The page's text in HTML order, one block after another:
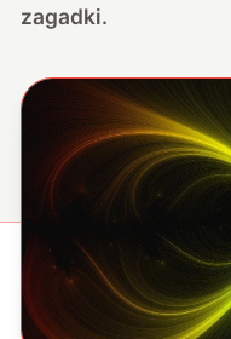
zagadki.